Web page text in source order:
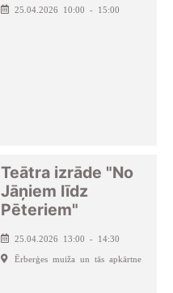
25.04.2026 10:00 - 15:00
Teātra izrāde "No
Jāņiem līdz
Pēteriem"
25.04.2026 13:00 - 14:30
Ērberģes muiža un tās apkārtne